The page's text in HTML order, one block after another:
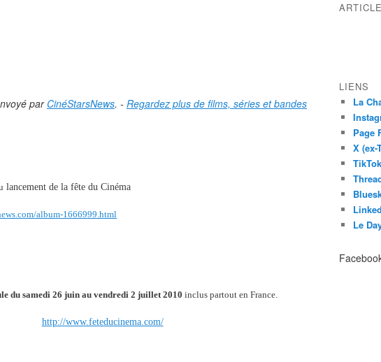
par CinéStarsNews. - Regardez plus de films, séries et bandes
lancement de la fête du Cinéma
album-1666999.html
du samedi 26 juin au vendredi 2 juillet 2010 inclus partout en France.
http://www.feteducinema.com/
LIENS
La
Page
X (ex-
Le